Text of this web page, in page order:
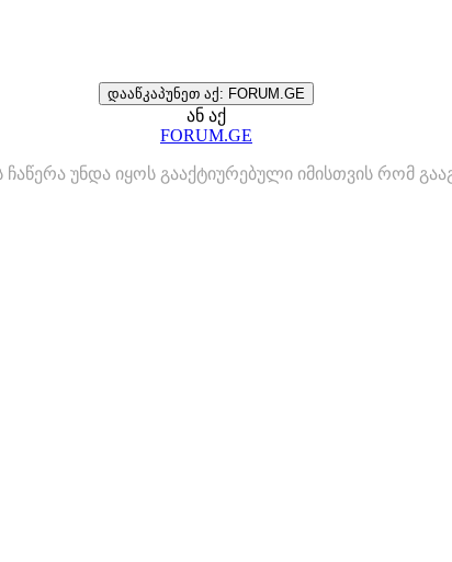
დააწკაპუნეთ აქ: FORUM.GE
ან აქ
FORUM.GE
ჩაწერა უნდა იყოს გააქტიურებული იმისთვის რომ